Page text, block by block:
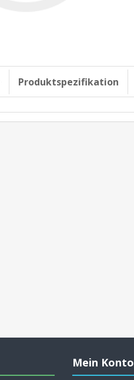
Produktspezifikation
Mein Konto